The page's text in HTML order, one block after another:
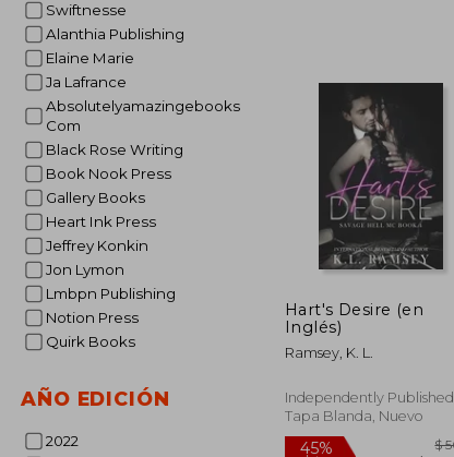
Swiftnesse
Alanthia Publishing
Elaine Marie
Ja Lafrance
Absolutelyamazingebooks
Com
Black Rose Writing
Book Nook Press
Gallery Books
Heart Ink Press
Jeffrey Konkin
Jon Lymon
Lmbpn Publishing
Notion Press
Quirk Books
AÑO EDICIÓN
2022
45%
dcto.
Hart's Desire (en
Inglés)
Ramsey, K. L.
Independently Published,
Tapa Blanda, Nuevo